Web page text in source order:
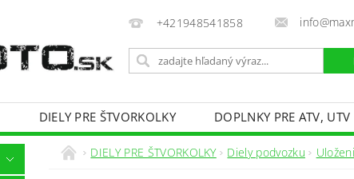
+421948541858
DIELY PRE ŠTVORKOLKY DOPLNKY PRE ATV, UTV
KONTAKTY DIELY PRE ŠTVORKOLKY Diely podvozku